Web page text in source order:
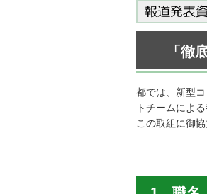
「徹
都では、新型
トチームによ
この取組に御